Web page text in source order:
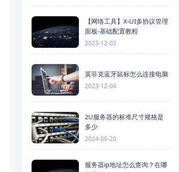
【网络工具】X-UI多协议管理
面板-基础配置教程
2023-12-02
英菲克蓝牙鼠标怎么连接电脑
2023-12-04
2U服务器的标准尺寸规格是
多少
2024-05-20
服务器ip地址怎么查询？在哪